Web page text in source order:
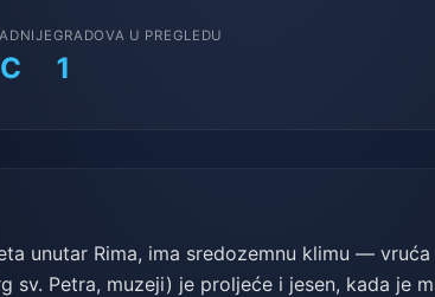
GRADOVA U PREGLEDU
1
unutar Rima, ima sredozemnu klimu —
sv. Petra, muzeji) je proljeće i jesen, kada je